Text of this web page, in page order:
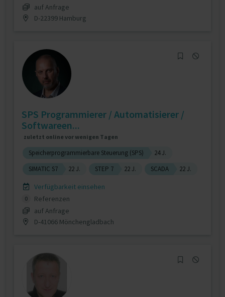
auf Anfrage
D-22399 Hamburg
SPS Programmierer / Automatisierer /
Softwareen...
zuletzt online vor wenigen Tagen
Speicherprogrammierbare Steuerung (SPS)
24 J.
SIMATIC S7
22 J. STEP 7 22 J. SCADA 22 J.
Verfügbarkeit einsehen
0
Referenzen
auf Anfrage
D-41066 Mönchengladbach